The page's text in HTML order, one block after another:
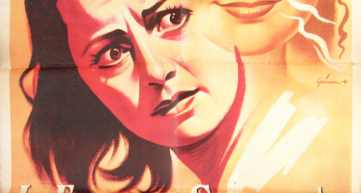
Vendre